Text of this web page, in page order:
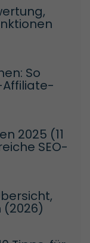
So
2025 (11
SEO-
(2026)